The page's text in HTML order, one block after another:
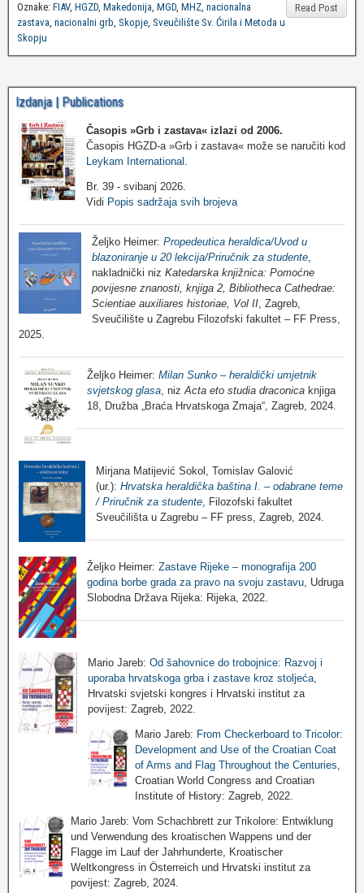
Read Post
Oznake: FIAV, HGZD, Makedonija, MGD, MHZ, nacionalna
zastava, nacionalni grb, Skopje, Sveučilište Sv. Ćirila i Metoda u
Skopju
Izdanja | Publications
Časopis »Grb i zastava« izlazi od 2006.
Časopis HGZD-a »Grb i zastava« može se naručiti kod
Leykam International
Br. 39 - svibanj 2026.
Vidi Popis sadržaja svih brojeva
Željko Heimer: Propedeutica heraldica/Uvod u
blazoniranje u 20 lekcija/Priručnik za studente,
nakladnički niz Katedarska knjižnica: Pomoćne
povijesne znanosti, knjiga 2, Bibliotheca Cathedrae:
Scientiae auxiliares historiae, Vol II, Zagreb,
Sveučilište u Zagrebu Filozofski fakultet – FF Press,
2025.
Željko Heimer: Milan Sunko – heraldički umjetnik
svjetskog glasa , niz Acta eto studia draconica knjiga
18, Družba „Braća Hrvatskoga Zmaja“, Zagreb, 2024.
Mirjana Matijević Sokol, Tomislav Galović
(ur.): Hrvatska heraldička baština I. – odabrane teme
/ Priručnik za studente, Filozofski fakultet
Sveučilišta u Zagrebu – FF press, Zagreb, 2024.
Željko Heimer: Zastave Rijeke – monografija 200
godina borbe grada za pravo na svoju zastavu, Udruga
Slobodna Država Rijeka: Rijeka, 2022.
Mario Jareb: Od šahovnice do trobojnice: Razvoj i
uporaba hrvatskoga grba i zastave kroz stoljeća,
Hrvatski svjetski kongres i Hrvatski institut za
povijest: Zagreb, 2022.
Mario Jareb: From Checkerboard to Tricolor:
Development and Use of the Croatian Coat
of Arms and Flag Throughout the Centuries
Croatian World Congress and Croatian
Institute of History: Zagreb, 2022.
Mario Jareb: Vom Schachbrett zur Trikolore: Entwiklung
und Verwendung des kroatischen Wappens und der
Flagge im Lauf der Jahrhunderte, Kroatischer
Weltkongress in Österreich und Hrvatski institut za
povijest: Zagreb, 2024.